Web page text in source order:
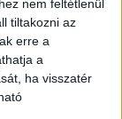
nem feltétlenül
tiltakozni az
erre a
a
ha visszatér
sokan
hogy
akár több
kell kifizetni.